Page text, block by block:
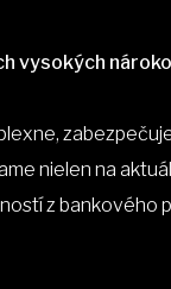
vysokých
nielen na
z bankového